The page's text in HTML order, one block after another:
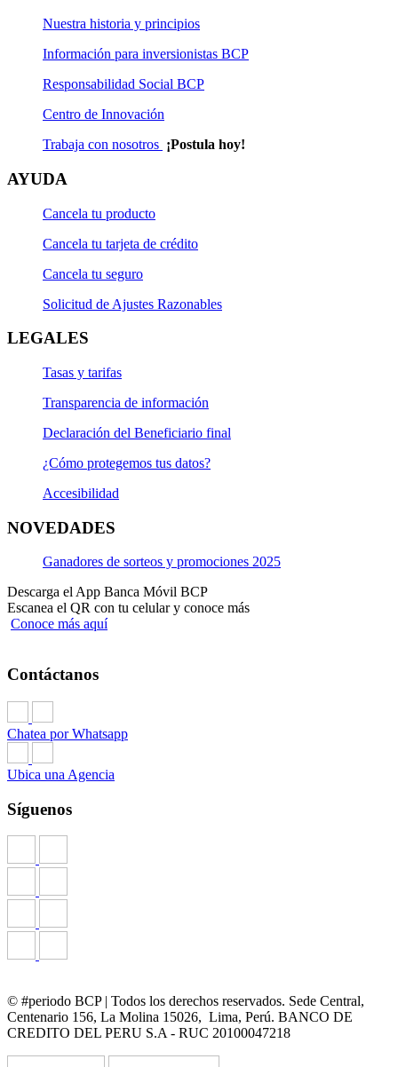
Nuestra historia y principios
Información para inversionistas BCP
Responsabilidad Social BCP
Centro de Innovación
Trabaja con nosotros ¡Postula hoy!
AYUDA
Cancela tu producto
Cancela tu tarjeta de crédito
Cancela tu seguro
Solicitud de Ajustes Razonables
LEGALES
Tasas y tarifas
Transparencia de información
Declaración del Beneficiario final
¿Cómo protegemos tus datos?
Accesibilidad
NOVEDADES
Ganadores de sorteos y promociones 2025
Descarga el App Banca Móvil BCP
Escanea el QR con tu celular y conoce más
Conoce más aquí
Contáctanos
Chatea por Whatsapp
Ubica una Agencia
Síguenos
© #periodo BCP | Todos los derechos reservados. Sede Central,
Centenario 156, La Molina 15026, Lima, Perú. BANCO DE
CREDITO DEL PERU S.A - RUC 20100047218